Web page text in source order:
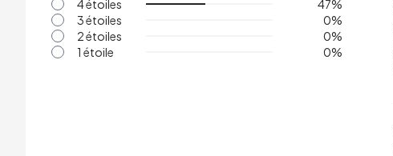
4 étoiles
47%
3 étoiles
0%
2 étoiles
0%
1 étoile
0%